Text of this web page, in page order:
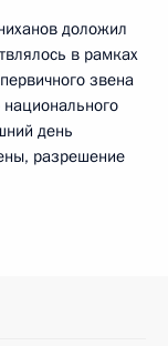
доложил
в рамках
звена
национального
день
разрешение